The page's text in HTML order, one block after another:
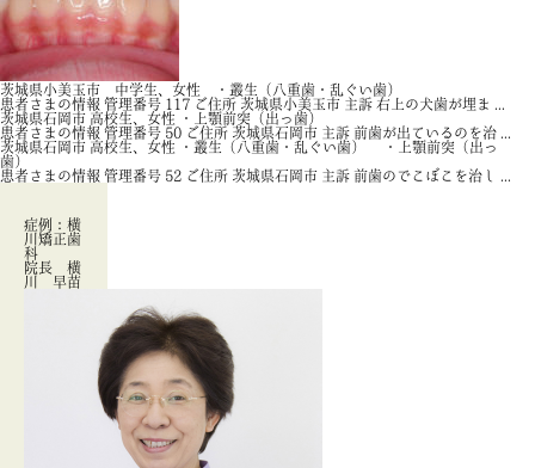
茨城県小美玉市 中学生、女性 ・叢生（八重歯・乱ぐい歯）
患者さまの情報 管理番号 117 ご住所 茨城県小美玉市 主訴 右上の犬歯が埋ま ...
茨城県石岡市 高校生、女性 ・上顎前突（出っ歯）
患者さまの情報 管理番号 50 ご住所 茨城県石岡市 主訴 前歯が出ているのを治 ...
茨城県石岡市 高校生、女性 ・叢生（八重歯・乱ぐい歯） ・上顎前突（出っ
歯）
患者さまの情報 管理番号 52 ご住所 茨城県石岡市 主訴 前歯のでこぼこを治し ...
症例：横
川矯正歯
科
院長 横
川 早苗